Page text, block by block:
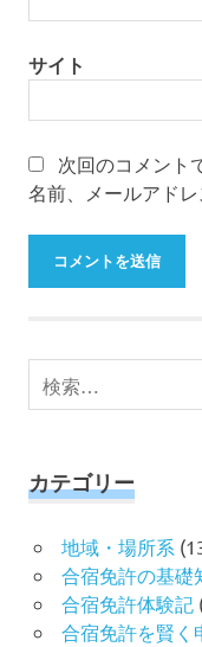
サイト
次回のコメント
名前、メールアドレ
検
索
カテゴリー
地域・場所系
合宿免許の基礎
合宿免許体験記
合宿免許を賢く